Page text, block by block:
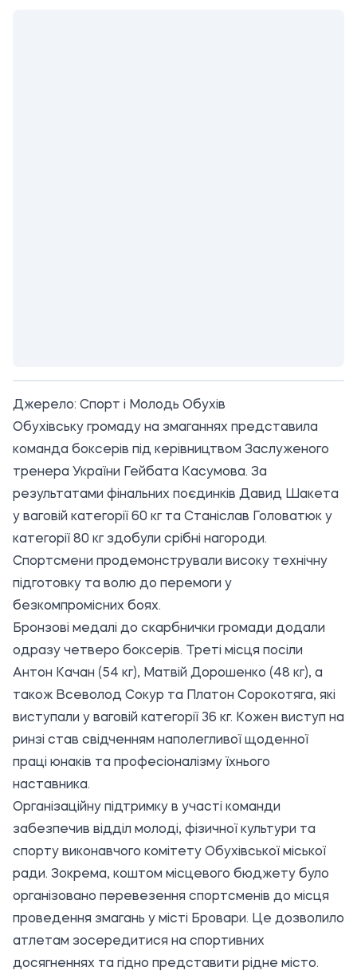
Джерело: Спорт і Молодь Обухів
Обухівську громаду на змаганнях представила
команда боксерів під керівництвом Заслуженого
тренера України Гейбата Касумова. За
результатами фінальних поєдинків Давид Шакета
у ваговій категорії 60 кг та Станіслав Головатюк у
категорії 80 кг здобули срібні нагороди.
Спортсмени продемонстрували високу технічну
підготовку та волю до перемоги у
безкомпромісних боях.
Бронзові медалі до скарбнички громади додали
одразу четверо боксерів. Треті місця посіли
Антон Качан (54 кг), Матвій Дорошенко (48 кг), а
також Всеволод Сокур та Платон Сорокотяга, які
виступали у ваговій категорії 36 кг. Кожен виступ на
ринзі став свідченням наполегливої щоденної
праці юнаків та професіоналізму їхнього
наставника.
Організаційну підтримку в участі команди
забезпечив відділ молоді, фізичної культури та
спорту виконавчого комітету Обухівської міської
ради. Зокрема, коштом місцевого бюджету було
організовано перевезення спортсменів до місця
проведення змагань у місті Бровари. Це дозволило
атлетам зосередитися на спортивних
досягненнях та гідно представити рідне місто.